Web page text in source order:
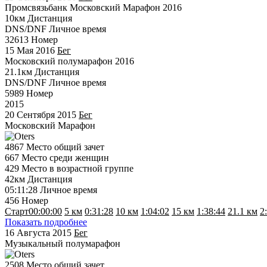
Промсвязьбанк Московский Марафон 2016
10км Дистанция
DNS/DNF Личное время
32613 Номер
15 Мая 2016 Бег
Московский полумарафон 2016
21.1км Дистанция
DNS/DNF Личное время
5989 Номер
2015
20 Сентября 2015 Бег
Московский Марафон
4867 Место общий зачет
667 Место среди женщин
429 Место в возрастной группе
42км Дистанция
05:11:28 Личное время
456 Номер
Старт00:00:00 5 км 0:31:28 10 км 1:04:02 15 км 1:38:44 21.1 км
Показать подробнее
16 Августа 2015 Бег
Музыкальный полумарафон
2508 Место общий зачет